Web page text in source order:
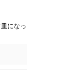
になっ